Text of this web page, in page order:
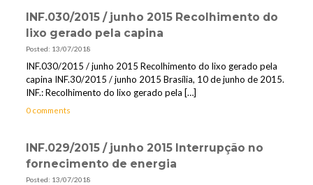
INF.030/2015 / junho 2015 Recolhimento do
lixo gerado pela capina
Posted: 13/07/2018
INF.030/2015 / junho 2015 Recolhimento do lixo gerado pela
capina INF.30/2015 / junho 2015 Brasília, 10 de junho de 2015.
INF.: Recolhimento do lixo gerado pela […]
0 comments
INF.029/2015 / junho 2015 Interrupção no
fornecimento de energia
Posted: 13/07/2018